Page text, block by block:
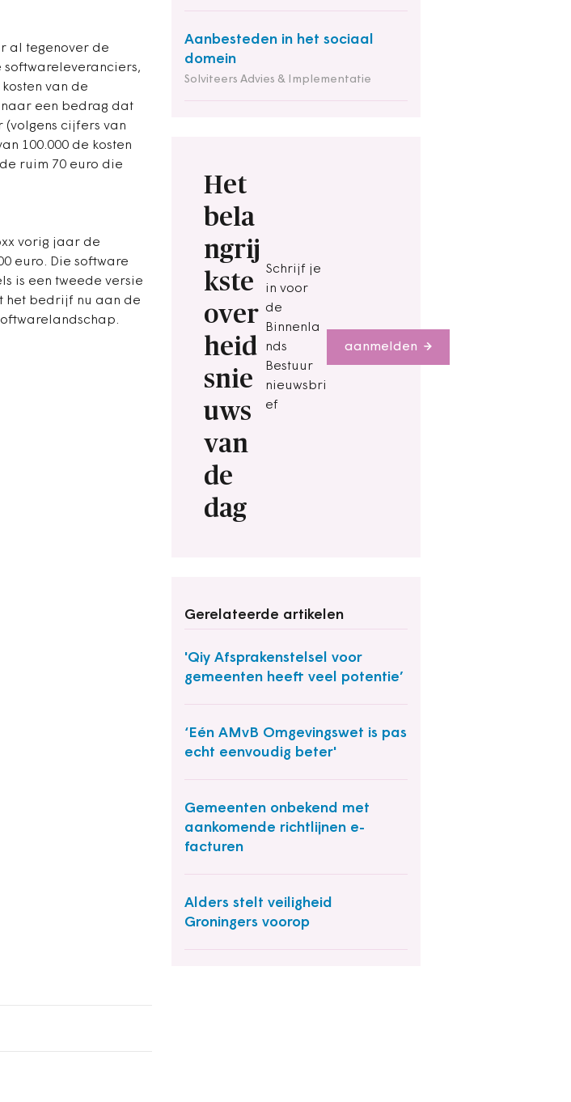
Aanbesteden in het sociaal
domein
Solviteers Advies & Implementatie
Het
bela
ngrij
kste
over
heid
snie
uws
van
de
dag
Schrijf je
in voor
de
Binnenla
nds
Bestuur
nieuwsbri
ef
aanmelden
Gerelateerde artikelen
'Qiy Afsprakenstelsel voor
gemeenten heeft veel potentie’
‘Eén AMvB Omgevingswet is pas
echt eenvoudig beter'
Gemeenten onbekend met
aankomende richtlijnen e-
facturen
Alders stelt veiligheid
Groningers voorop
al tegenover de
softwareleveranciers,
van de
een bedrag dat
(volgens cijfers van
100.000 de kosten
ruim 70 euro die
vorig jaar de
euro. Die software
is een tweede versie
het bedrijf nu aan de